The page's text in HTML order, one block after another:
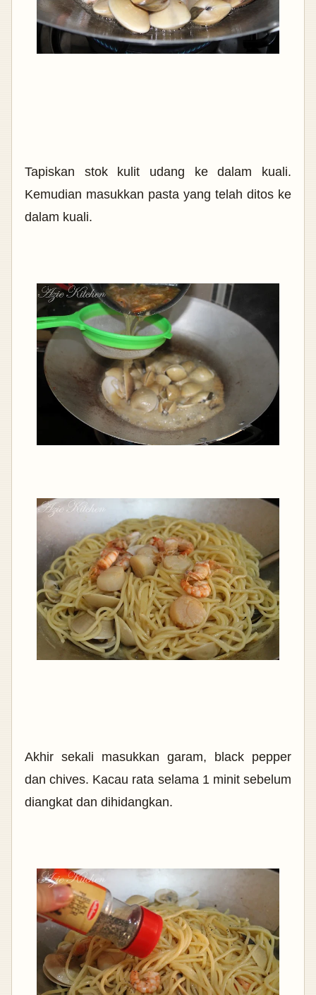
Tapiskan stok kulit udang ke dalam kuali.
Kemudian masukkan pasta yang telah ditos ke
dalam kuali.
Akhir sekali masukkan garam, black pepper
danchives. Kacau rata selama 1 minit sebelum
diangkat dan dihidangkan.